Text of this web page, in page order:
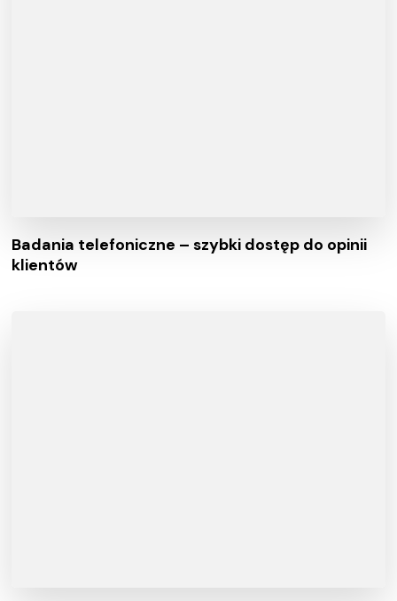
Badania telefoniczne – szybki dostęp do opinii
klientów